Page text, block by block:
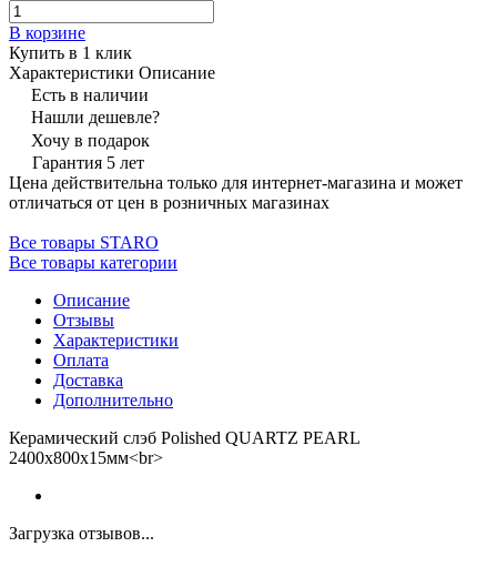
В корзине
Купить в 1 клик
Характеристики Описание
Есть в наличии
Нашли дешевле?
Хочу в подарок
Гарантия 5 лет
Цена действительна только для интернет-магазина и может
отличаться от цен в розничных магазинах
Все товары STARO
Все товары категории
Описание
Отзывы
Характеристики
Оплата
Доставка
Дополнительно
Керамический слэб Polished QUARTZ PEARL
2400x800x15мм<br>
Загрузка отзывов...